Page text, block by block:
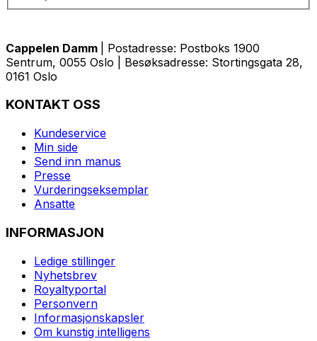
Cappelen Damm
| Postadresse: Postboks 1900
Sentrum, 0055 Oslo | Besøksadresse: Stortingsgata 28,
0161 Oslo
KONTAKT OSS
Kundeservice
Min side
Send inn manus
Presse
Vurderingseksemplar
Ansatte
INFORMASJON
Ledige stillinger
Nyhetsbrev
Royaltyportal
Personvern
Informasjonskapsler
Om kunstig intelligens